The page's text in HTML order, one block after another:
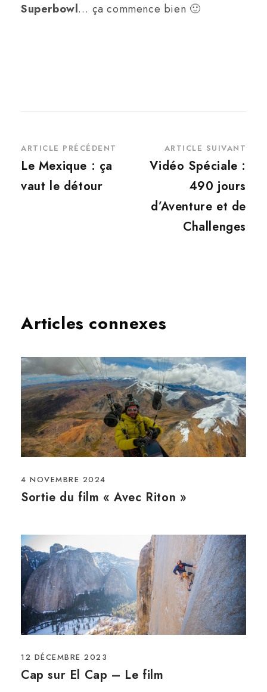
Superbowl… ça commence bien 🙂
ARTICLE PRÉCÉDENT
Le Mexique : ça
vaut le détour
ARTICLE SUIVANT
Vidéo Spéciale :
490 jours
d’Aventure et de
Challenges
Articles connexes
4 NOVEMBRE 2024
Sortie du film « Avec Riton »
12 DÉCEMBRE 2023
Cap sur El Cap – Le film